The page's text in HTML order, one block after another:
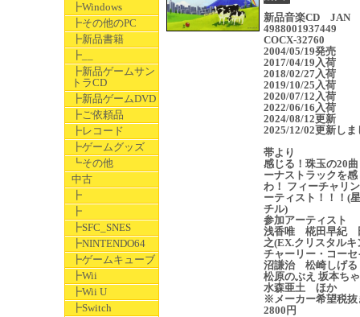
┣Windows
┣その他のPC
┣新品書籍
┣__
┣新品ゲームサン
トラCD
┣新品ゲームDVD
┣ご依頼品
┣レコード
┣ゲームグッズ
┗その他
中古
┣
┣
┣SFC_SNES
┣NINTENDO64
┣ゲームキューブ
┣Wii
┣Wii U
┣Switch
新品音楽CD JAN
4988001937449
COCX-32760
2004/05/19発売
2017/04/19入荷
2018/02/27入荷
2019/10/25入荷
2020/07/12入荷
2022/06/16入荷
2024/08/12更新
2025/12/02更新しま
帯より
感じる！珠玉の20
ーナストラックを感
わ！ フィーチャリ
ーティスト！！！(
チル)
参加アーティスト
浅香唯 椛田早紀
之(EX.クリスタルキ
チャーリー・コー
沼謙治 松崎しげる
松原のぶえ 坂本
水森亜土 ほか
※メーカー希望税抜
2800円